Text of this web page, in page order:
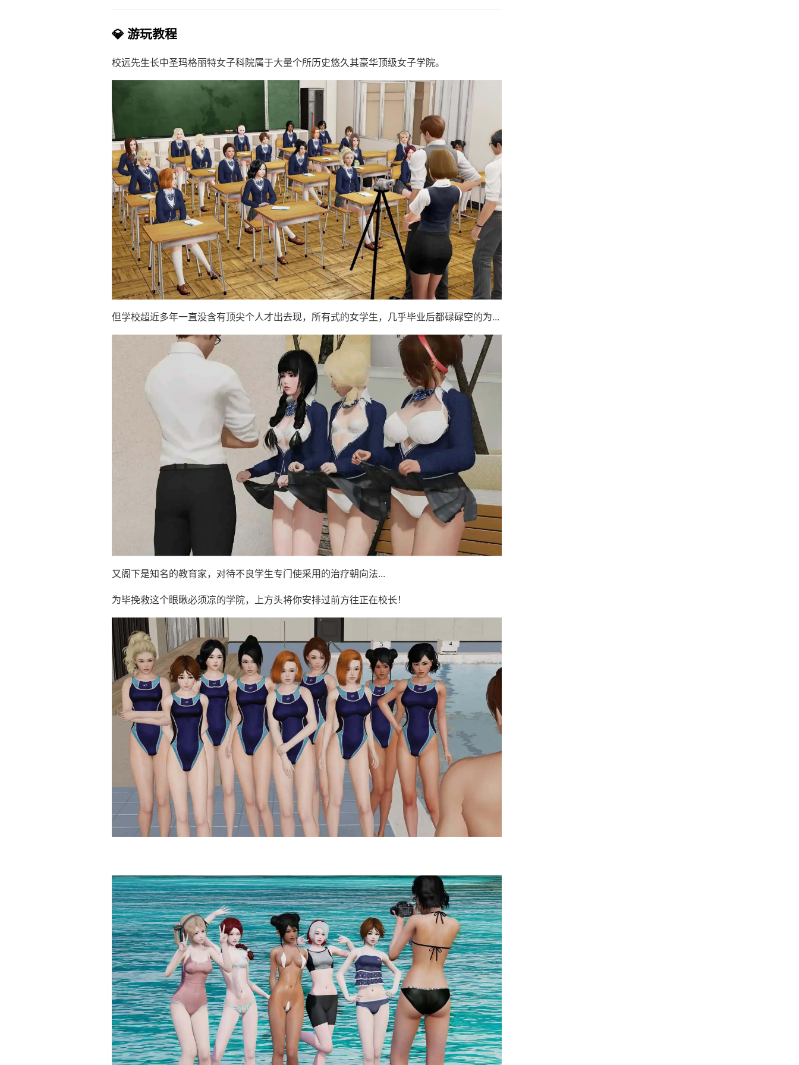
💎 游玩教程
校远先生长中圣玛格丽特女子科院属于大量个所历史悠久其豪华顶级女子学院。
但学校超近多年一直没含有顶尖个人才出去现，所有式的女学生，几乎毕业后都碌碌空的为...
又阁下是知名的教育家，对待不良学生专门使采用的治疗朝向法...
为毕挽救这个眼瞅必须凉的学院，上方头将你安排过前方往正在校长！